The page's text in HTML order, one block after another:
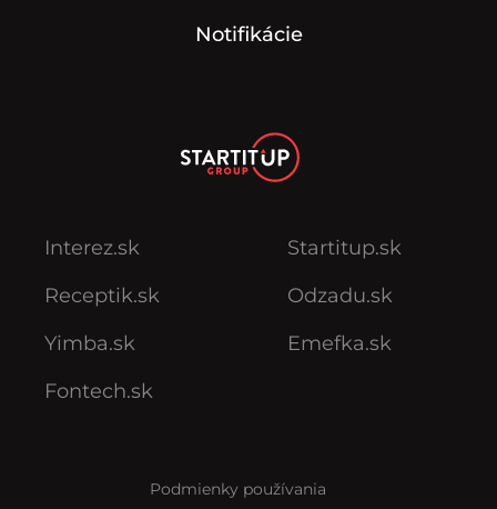
Notifikácie
Interez.sk
Receptik.sk
Yimba.sk
Fontech.sk
Startitup.sk
Odzadu.sk
Emefka.sk
Podmienky používania